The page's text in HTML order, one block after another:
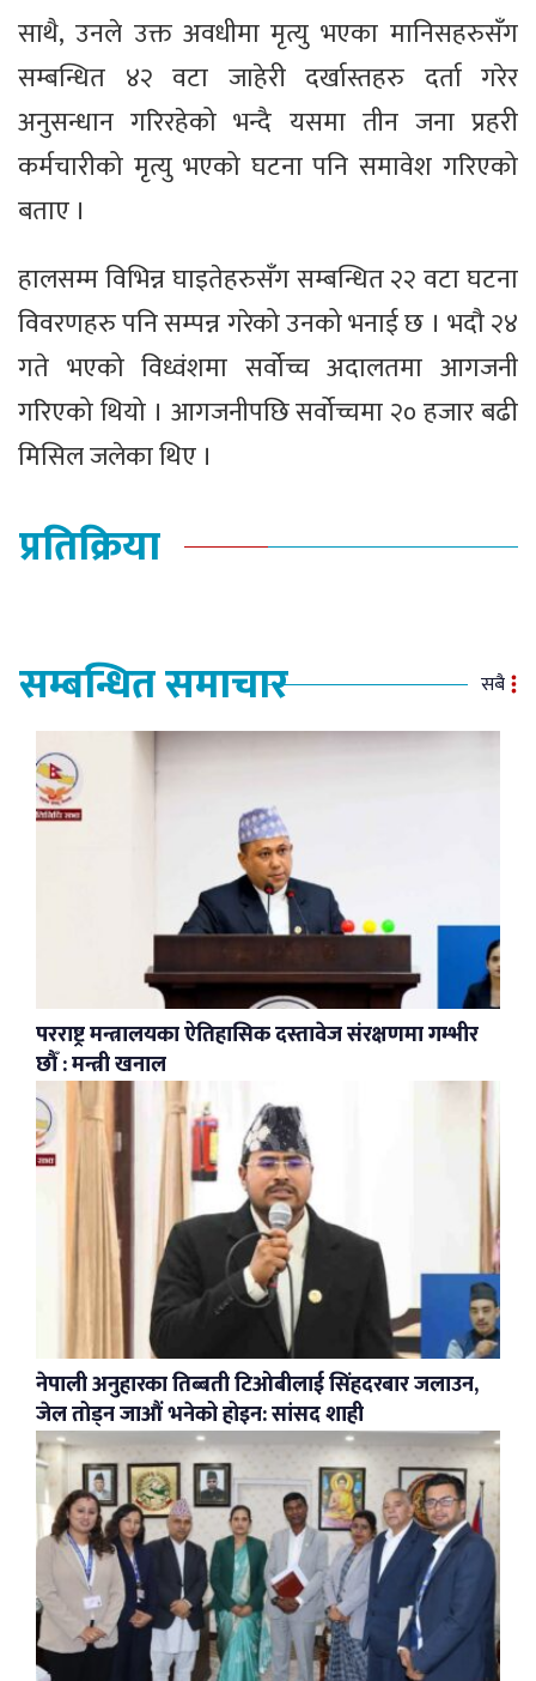
साथै, उनले उक्त अवधीमा मृत्यु भएका मानिसहरुसँग
सम्बन्धित ४२ वटा जाहेरी दर्खास्तहरु दर्ता गरेर
अनुसन्धान गरिरहेको भन्दै यसमा तीन जना प्रहरी
कर्मचारीको मृत्यु भएको घटना पनि समावेश गरिएको
बताए ।
हालसम्म विभिन्न घाइतेहरुसँग सम्बन्धित २२ वटा घटना
विवरणहरु पनि सम्पन्न गरेको उनको भनाई छ । भदौ २४
गते भएको विध्वंशमा सर्वोच्च अदालतमा आगजनी
गरिएको थियो । आगजनीपछि सर्वोच्चमा २० हजार बढी
मिसिल जलेका थिए ।
प्रतिक्रिया
सम्बन्धित समाचार सबै
परराष्ट्र मन्त्रालयका ऐतिहासिक दस्तावेज संरक्षणमा गम्भीर
छौँ : मन्त्री खनाल
नेपाली अनुहारका तिब्बती टिओबीलाई सिंहदरबार जलाउन,
जेल तोड्न जाऔं भनेको होइन: सांसद शाही